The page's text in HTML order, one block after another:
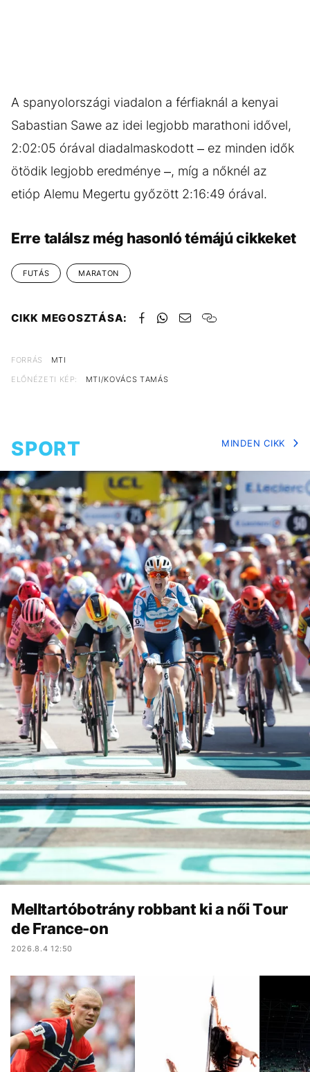
A spanyolországi viadalon a férfiaknál a kenyai
Sabastian Sawe az idei legjobb marathoni idővel,
2:02:05 órával diadalmaskodott – ez minden idők
ötödik legjobb eredménye –, míg a nőknél az
etióp Alemu Megertu győzött 2:16:49 órával.
Erre találsz még hasonló témájú cikkeket
FUTÁS MARATON
CIKK MEGOSZTÁSA:
FORRÁS
MTI
ELŐNÉZETI KÉP:
MTI/KOVÁCS TAMÁS
SPORT MINDEN CIKK
Melltartóbotrány robbant ki a női Tour
de France-on
2026.8.4 12:50